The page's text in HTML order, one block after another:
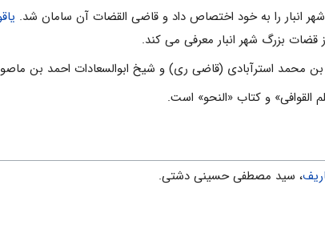
شهر انبار را به خود اختصاص داد و قاضى القضات آن سامان شد.
بزرگ شهر انبار معرفى مى کند.
محمد استرآبادى (قاضى رى) و شیخ ابوالسعادات احمد بن
القوافى» و کتاب «النحو» است.
، سید مصطفی حسینی دشتی.